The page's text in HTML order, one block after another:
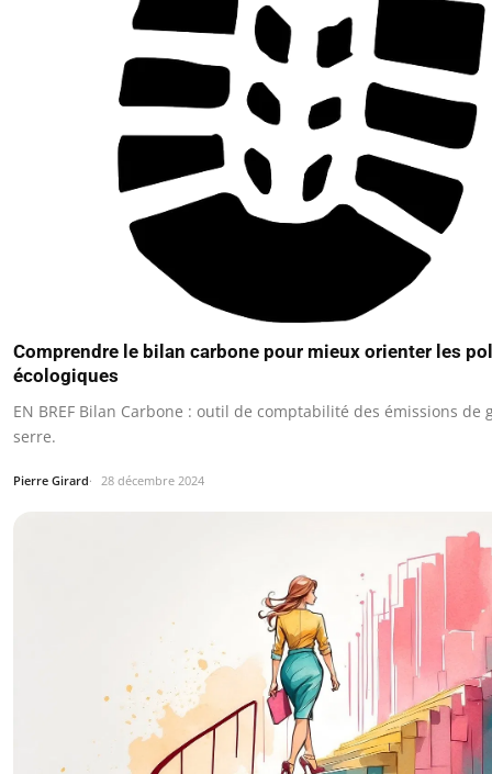
Comprendre le bilan carbone pour mieux orienter les
écologiques
EN BREF Bilan Carbone : outil de comptabilité des émissions de
serre.
Pierre Girard 28 décembre 2024